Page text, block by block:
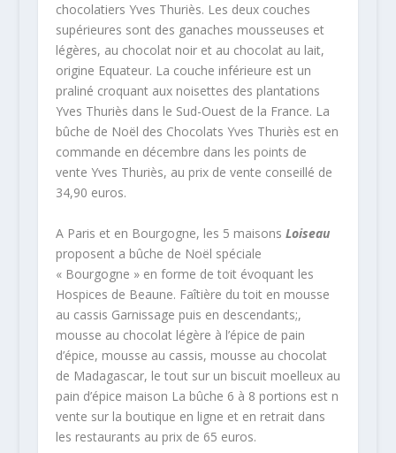
chocolatiers Yves Thuriès. Les deux couches
supérieures sont des ganaches mousseuses et
légères, au chocolat noir et au chocolat au lait,
origine Equateur. La couche inférieure est un
praliné croquant aux noisettes des plantations
Yves Thuriès dans le Sud-Ouest de la France. La
bûche de Noël des Chocolats Yves Thuriès est en
commande en décembre dans les points de
vente Yves Thuriès, au prix de vente conseillé de
34,90 euros.
A Paris et en Bourgogne, les 5 maisons Loiseau
proposent a bûche de Noël spéciale
« Bourgogne » en forme de toit évoquant les
Hospices de Beaune. Faîtière du toit en mousse
au cassis Garnissage puis en descendants;,
mousse au chocolat légère à l’épice de pain
d’épice, mousse au cassis, mousse au chocolat
de Madagascar, le tout sur un biscuit moelleux au
pain d’épice maison La bûche 6 à 8 portions est n
vente sur la boutique en ligne et en retrait dans
les restaurants au prix de 65 euros.